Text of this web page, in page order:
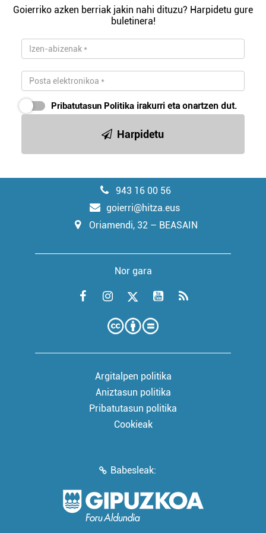
Goierriko azken berriak jakin nahi dituzu? Harpidetu gure
buletinera!
Pribatutasun Politika irakurri eta onartzen dut.
Harpidetu
943 16 00 56
goierri@hitza.eus
Oriamendi, 32 – BEASAIN
Nor gara
Argitalpen politika
Aniztasun politika
Pribatutasun politika
Cookieak
Babesleak: